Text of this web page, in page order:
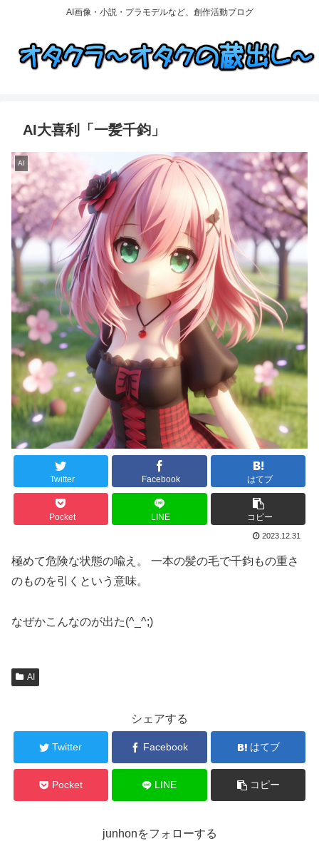
AI画像・小説・プラモデルなど、創作活動ブログ
AI大喜利「一髪千鈞」
AI
Twitter Facebook はてブ
Pocket LINE コピー
2023.12.31
極めて危険な状態の喩え。 一本の髪の毛で千鈞もの重さ
のものを引くという意味。
なぜかこんなのが出た(^_^;)
AI
シェアする
Twitter Facebook はてブ
Pocket LINE コピー
junhonをフォローする